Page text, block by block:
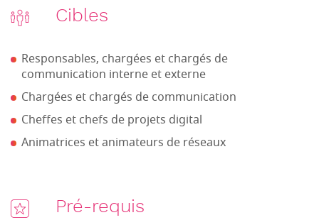
Cibles
Responsables, chargées et chargés de
communication interne et externe
Chargées et chargés de communication
Cheffes et chefs de projets digital
Animatrices et animateurs de réseaux
Pré-requis